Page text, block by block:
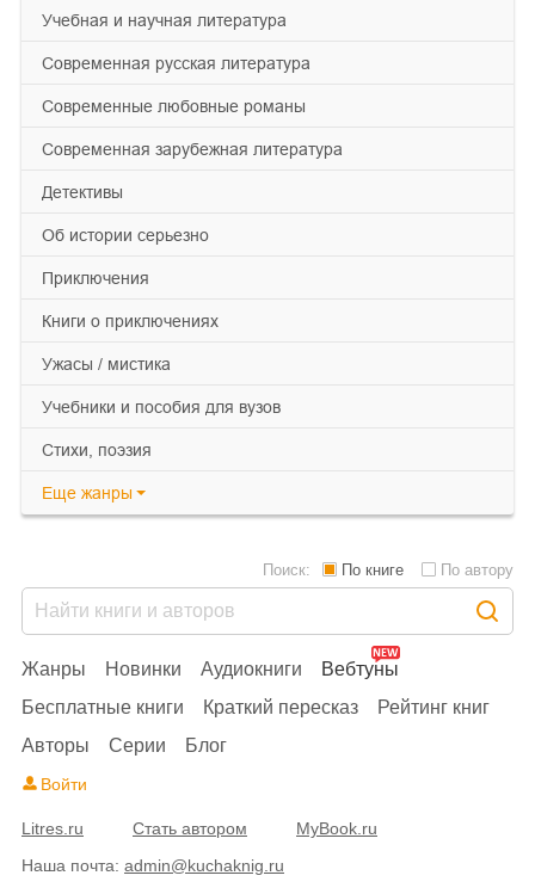
учебная и научная литература
современная русская литература
современные любовные романы
современная зарубежная литература
детективы
об истории серьезно
приключения
книги о приключениях
ужасы / мистика
учебники и пособия для вузов
cтихи, поэзия
Еще жанры
Жанры Новинки Аудиокниги
Вебтуны
Бесплатные книги
Краткий пересказ
Рейтинг книг
Авторы
Серии Блог
Поиск: По книге По автору
Войти
Litres.ru Стать автором
MyBook.ru
Наша почта: admin@kuchaknig.ru